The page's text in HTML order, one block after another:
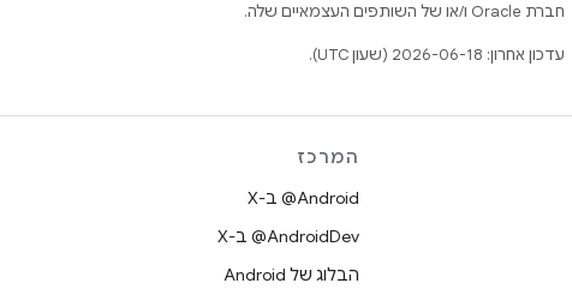
חברת Oracle ו/או של השותפים העצמאיים שלה.
עדכון אחרון: 2026-06-18 (שעון UTC).
המרכז
‫‎@Android ב-X
‫‎@AndroidDev ב-X
הבלוג של Android